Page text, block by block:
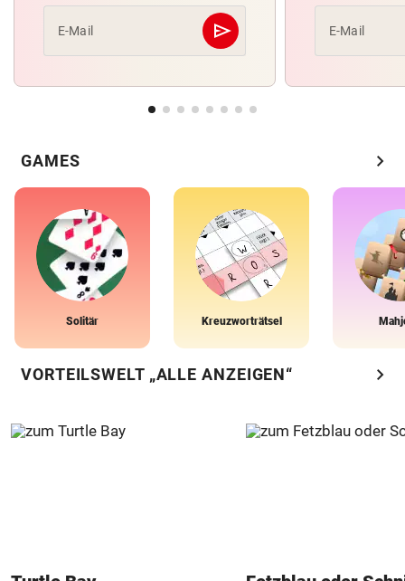
E-Mail send
Abschicken E-Mail
GAMES chevron_right
Solitär Kreuzworträtsel
VORTEILSWELT „ALLE ANZEIGEN“ chevron_right